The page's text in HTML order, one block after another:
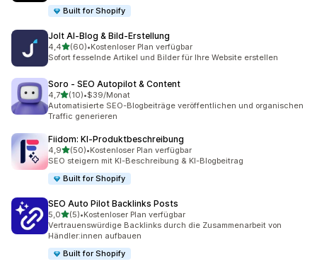
Built for Shopify
Jolt AI‑Blog & Bild‑Erstellung
4,4von 5 Sternen
(60)
60 Rezensionen insgesamt
•Kostenloser Plan verfügbar
Sofort fesselnde Artikel und Bilder für Ihre Website erstellen
Soro ‑ SEO Autopilot & Content
4,7von 5 Sternen
(10)
10 Rezensionen insgesamt
•$39/Monat
Automatisierte SEO-Blogbeiträge veröffentlichen und organischen
Traffic generieren
Fiidom: KI‑Produktbeschreibung
4,9von 5 Sternen
(50)
50 Rezensionen insgesamt
•Kostenloser Plan verfügbar
SEO steigern mit KI-Beschreibung & KI-Blogbeitrag
Built for Shopify
SEO Auto Pilot Backlinks Posts
5,0von 5 Sternen
(5)
5 Rezensionen insgesamt
•Kostenloser Plan verfügbar
Vertrauenswürdige Backlinks durch die Zusammenarbeit von
Händler:innen aufbauen
Built for Shopify